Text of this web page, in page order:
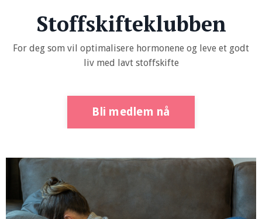
Stoffskifteklubben
For deg som vil optimalisere hormonene og leve et godt
liv med lavt stoffskifte
Bli medlem nå